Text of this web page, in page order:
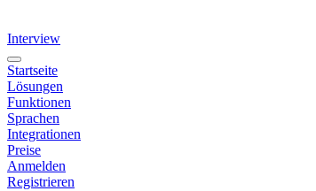
Interview
Startseite
Lösungen
Funktionen
Sprachen
Integrationen
Preise
Anmelden
Registrieren